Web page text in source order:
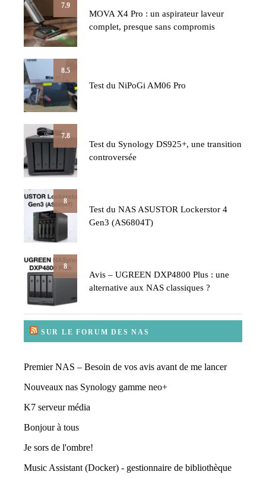
7.9
MOVA X4 Pro : un aspirateur laveur
complet, presque sans compromis
8.5
Test du NiPoGi AM06 Pro
7.8
Test du Synology DS925+, une transition
controversée
8
Test du NAS ASUSTOR Lockerstor 4
Gen3 (AS6804T)
8
Avis – UGREEN DXP4800 Plus : une
alternative aux NAS classiques ?
SUR LE FORUM DES NAS
Premier NAS – Besoin de vos avis avant de me lancer
Nouveaux nas Synology gamme neo+
K7 serveur média
Bonjour à tous
Je sors de l'ombre!
Music Assistant (Docker) - gestionnaire de bibliothèque